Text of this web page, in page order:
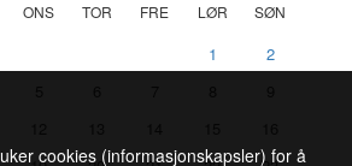
ONS TOR FRE LØR SØN
1
2
cookies (informasjonskapsler) for å